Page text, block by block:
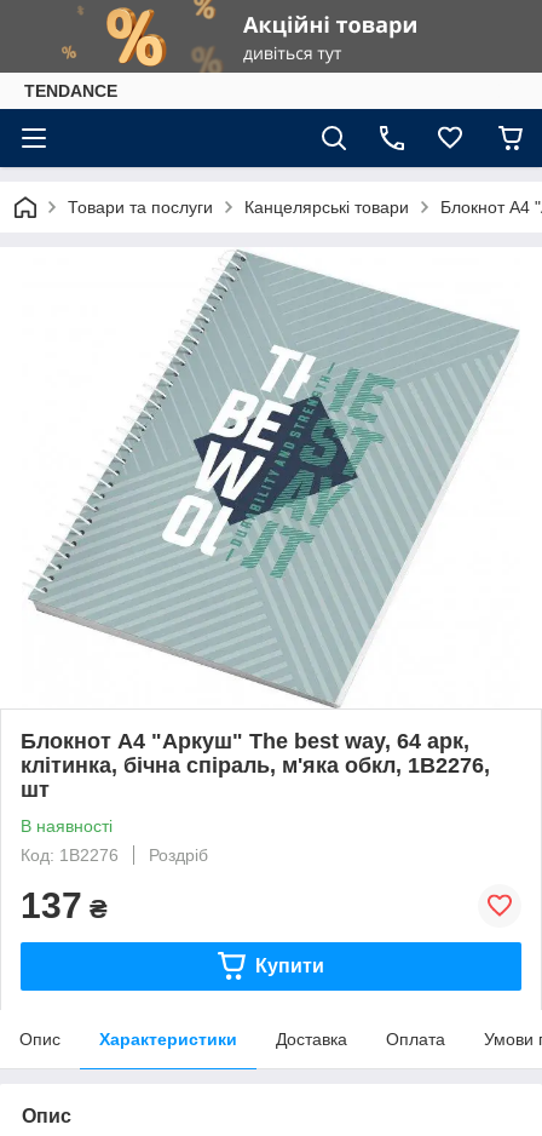
TENDANCE
Товари та послуги Канцелярські товари Блокнот А4
Блокнот А4 "Аркуш" The best way, 64 арк,
клітинка, бічна спіраль, м'яка обкл, 1В2276,
шт
В наявності
Код: 1В2276
Роздріб
137 ₴
Купити
Опис Характеристики Доставка Оплата Умови
Опис